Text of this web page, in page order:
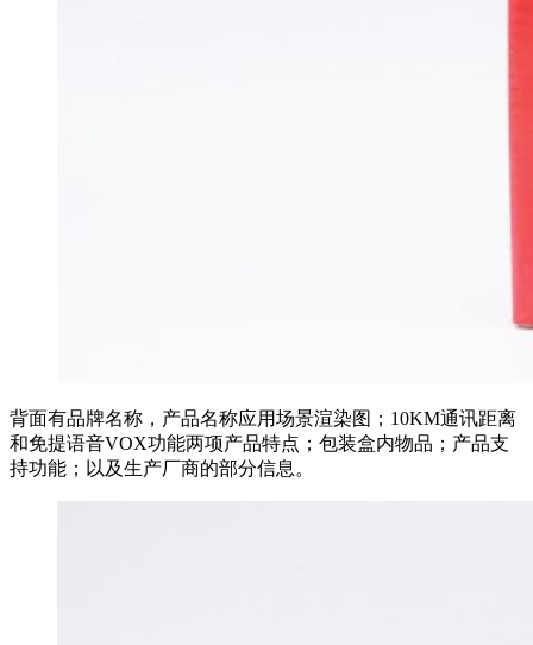
背面有品牌名称，产品名称应用场景渲染图；10KM通讯距离
和免提语音VOX功能两项产品特点；包装盒内物品；产品支
持功能；以及生产厂商的部分信息。